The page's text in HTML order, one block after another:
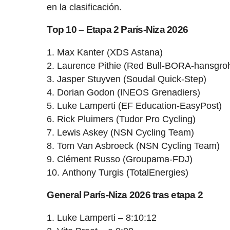
en la clasificación.
Top 10 – Etapa 2 París-Niza 2026
Max Kanter (XDS Astana)
Laurence Pithie (Red Bull-BORA-
Jasper Stuyven (Soudal Quick-Step)
Dorian Godon (INEOS Grenadiers)
Luke Lamperti (EF Education-EasyPost)
Rick Pluimers (Tudor Pro Cycling)
Lewis Askey (NSN Cycling Team)
Tom Van Asbroeck (NSN Cycling Team)
Clément Russo (Groupama-FDJ)
Anthony Turgis (TotalEnergies)
General París-Niza 2026 tras etapa 2
1. Luke Lamperti – 8:10:12